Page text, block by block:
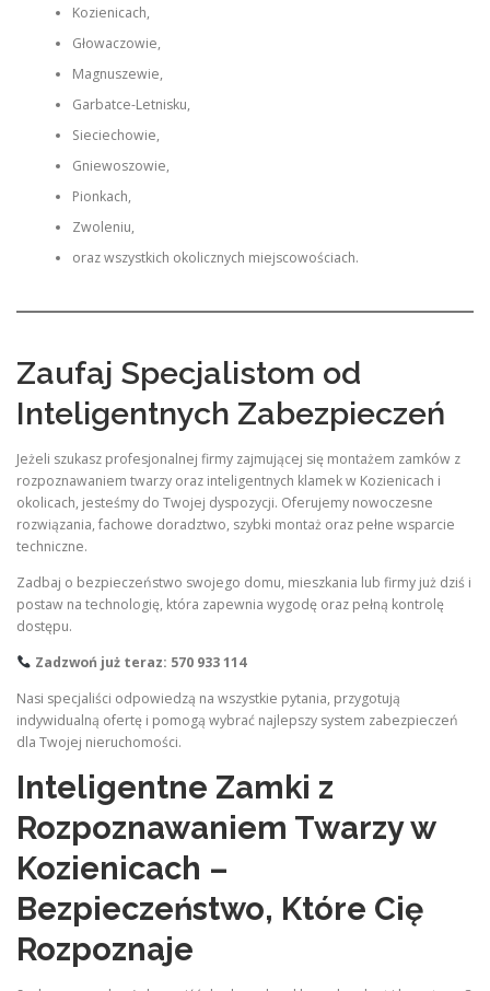
Kozienicach,
Głowaczowie,
Magnuszewie,
Garbatce-Letnisku,
Sieciechowie,
Gniewoszowie,
Pionkach,
Zwoleniu,
oraz wszystkich okolicznych miejscowościach.
Zaufaj Specjalistom od
Inteligentnych Zabezpieczeń
Jeżeli szukasz profesjonalnej firmy zajmującej się montażem zamków z
rozpoznawaniem twarzy oraz inteligentnych klamek w Kozienicach i
okolicach, jesteśmy do Twojej dyspozycji. Oferujemy nowoczesne
rozwiązania, fachowe doradztwo, szybki montaż oraz pełne wsparcie
techniczne.
Zadbaj o bezpieczeństwo swojego domu, mieszkania lub firmy już dziś i
postaw na technologię, która zapewnia wygodę oraz pełną kontrolę
dostępu.
Zadzwoń już teraz: 570 933 114
Nasi specjaliści odpowiedzą na wszystkie pytania, przygotują
indywidualną ofertę i pomogą wybrać najlepszy system zabezpieczeń
dla Twojej nieruchomości.
Inteligentne Zamki z
Rozpoznawaniem Twarzy w
Kozienicach –
Bezpieczeństwo, Które Cię
Rozpoznaje